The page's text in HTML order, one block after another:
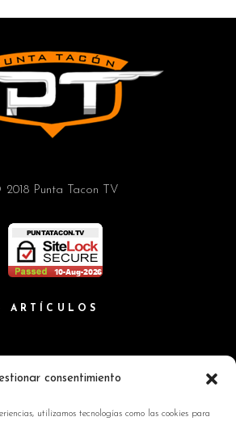
consentimiento
utilizamos tecnologías como las cookies para
2018 Punta Tacon TV
ARTÍCULOS
Neue Klasse